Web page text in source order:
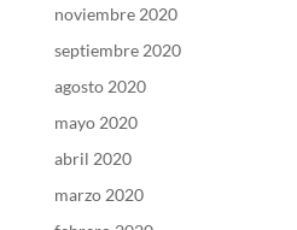
noviembre 2020
septiembre 2020
agosto 2020
mayo 2020
abril 2020
marzo 2020